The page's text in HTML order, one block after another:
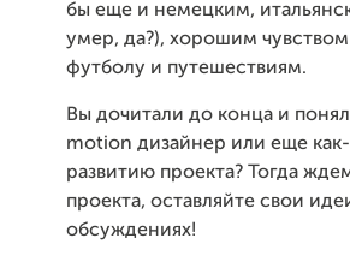
бы еще и немецким,
умер, да?), хорошим
футболу и путешествиям.
Вы дочитали до конца и
motion дизайнер или еще
развитию проекта? Тогда
проекта, оставляйте свои
обсуждениях!